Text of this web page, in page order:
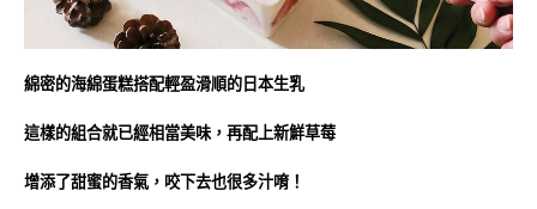
綿密的海綿蛋糕搭配輕盈滑順的日本生乳
這樣的組合就已經相當美味，再配上新鮮草莓
增添了甜蜜的香氣，咬下去也很多汁唷！